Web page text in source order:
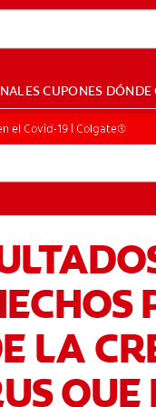
CUPONES DÓNDE
el Covid-19 | Colgate®
LA